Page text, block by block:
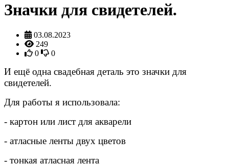
Значки для свидетелей.
03.08.2023
249
0
0
И ещё одна свадебная деталь это значки для
свидетелей.
Для работы я использовала:
- картон или лист для акварели
- атласные ленты двух цветов
- тонкая атласная лента